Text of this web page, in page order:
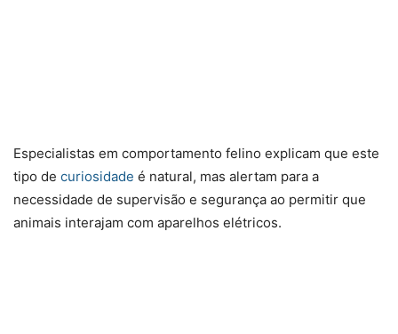
Especialistas em comportamento felino explicam que este
tipo de curiosidade é natural, mas alertam para a
necessidade de supervisão e segurança ao permitir que
animais interajam com aparelhos elétricos.